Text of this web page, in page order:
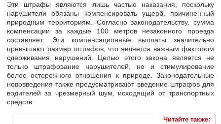
Эти штрафы являются лишь частью наказания, поскольку
нарушители обязаны компенсировать ущерб, причиненный
природным территориям. Согласно законодательству, сумма
компенсации за каждые 100 метров незаконного проезда
составляет: Эти компенсационные выплаты значительно
превышают размер штрафов, что является важным фактором
сдерживания нарушений. Целью этого закона является не
только штрафование нарушителей, но и стимулирование
более осторожного отношения к природе. Законодательные
нововведения также предусматривают введение штрафов для
водителей за чрезмерный шум, исходящий от транспортных
средств.
Читайте также: